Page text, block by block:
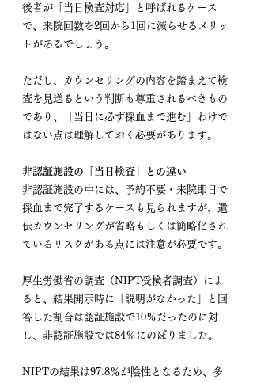
後者が「当日検査対応」と呼ばれるケース
で、来院回数を2回から1回に減らせるメリッ
トがあるでしょう。
ただし、カウンセリングの内容を踏まえて検
査を見送るという判断も尊重されるべきもの
であり、「当日に必ず採血まで進む」わけで
はない点は理解しておく必要があります。
非認証施設の「当日検査」との違い
非認証施設の中には、予約不要・来院即日で
採血まで完了するケースも見られますが、遺
伝カウンセリングが省略もしくは簡略化され
ているリスクがある点には注意が必要です。
厚生労働省の調査（NIPT受検者調査）によ
ると、結果開示時に「説明がなかった」と回
答した割合は認証施設で10％だったのに対
し、非認証施設では84％にのぼりました。
NIPTの結果は97.8％が陰性となるため、多